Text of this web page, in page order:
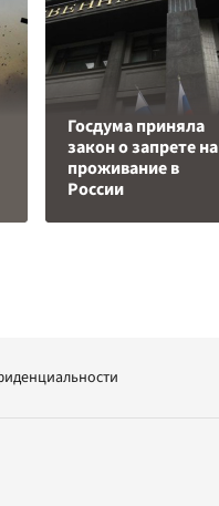
Госдума приняла
закон о запрете на
проживание в
России